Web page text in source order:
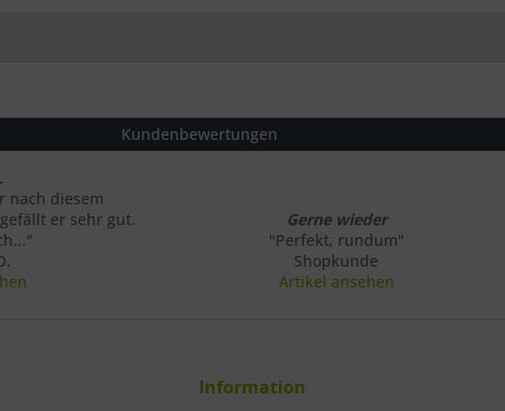
Kundenbewertungen
nach diesem
er sehr gut.
Gerne wieder
"Perfekt, rundum"
Shopkunde
Artikel ansehen
Information